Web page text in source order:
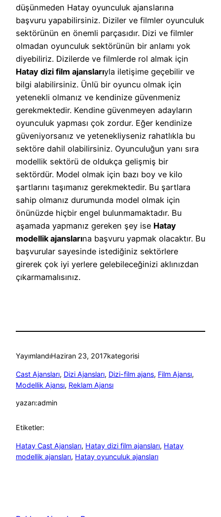
düşünmeden Hatay oyunculuk ajanslarına
başvuru yapabilirsiniz. Diziler ve filmler oyunculuk
sektörünün en önemli parçasıdır. Dizi ve filmler
olmadan oyunculuk sektörünün bir anlamı yok
diyebiliriz. Dizilerde ve filmlerde rol almak için
Hatay dizi film ajanslarıyla iletişime geçebilir ve
bilgi alabilirsiniz. Ünlü bir oyuncu olmak için
yetenekli olmanız ve kendinize güvenmeniz
gerekmektedir. Kendine güvenmeyen adayların
oyunculuk yapması çok zordur. Eğer kendinize
güveniyorsanız ve yetenekliyseniz rahatlıkla bu
sektöre dahil olabilirsiniz. Oyunculuğun yanı sıra
modellik sektörü de oldukça gelişmiş bir
sektördür. Model olmak için bazı boy ve kilo
şartlarını taşımanız gerekmektedir. Bu şartlara
sahip olmanız durumunda model olmak için
önünüzde hiçbir engel bulunmamaktadır. Bu
aşamada yapmanız gereken şey ise Hatay
modellik ajanslarına başvuru yapmak olacaktır. Bu
başvurular sayesinde istediğiniz sektörlere
girerek çok iyi yerlere gelebileceğinizi aklınızdan
çıkarmamalısınız.
YayımlandıHaziran 23, 2017kategorisi
Cast Ajansları, Dizi Ajansları, Dizi-film ajans, Film Ajansı
Modellik Ajansı, Reklam Ajansı
yazarı:admin
Etiketler:
Hatay Cast Ajansları, Hatay dizi film ajansları, Hatay
modellik ajansları, Hatay oyunculuk ajansları